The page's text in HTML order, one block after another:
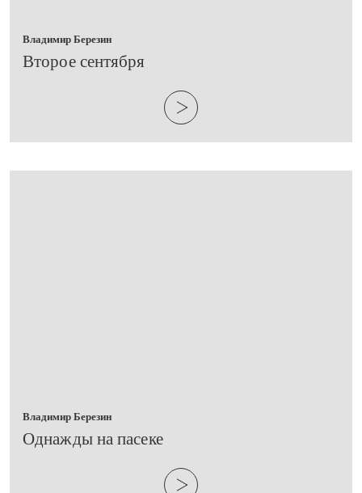
Владимир Березин
​Второе сентября
Владимир Березин
​Однажды на пасеке